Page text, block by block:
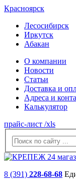
Красноярск
Лесосибирск
Иркутск
Абакан
О компании
Новости
Статьи
Доставка и
Адреса и
Калькулятор
прайс-лист /xls
8 (391) 228-68-68